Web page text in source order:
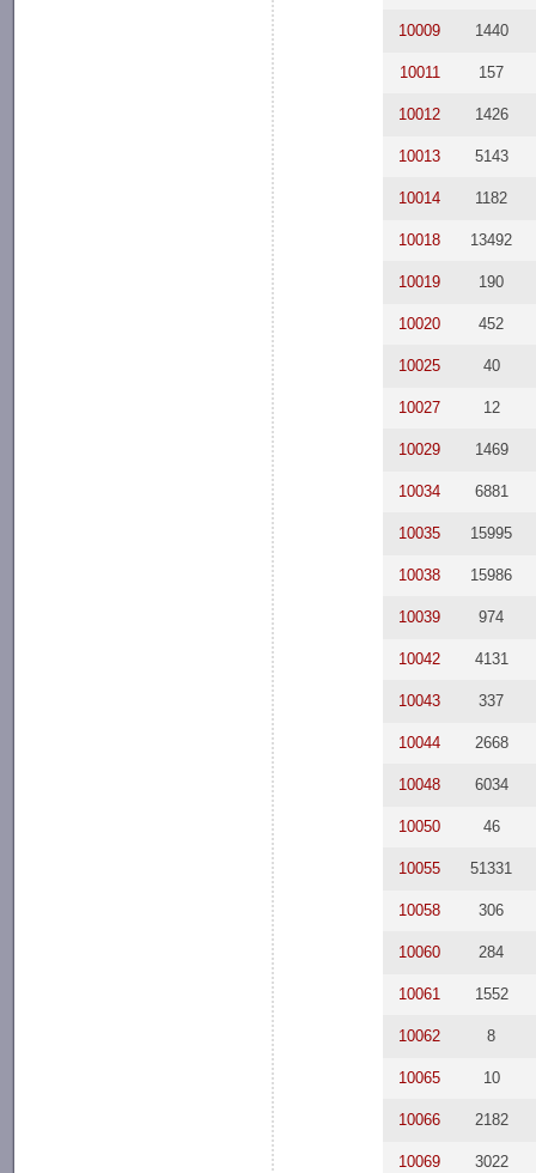
10009 1440
10011 157
10012 1426
10013 5143
10014 1182
10018 13492
10019 190
10020 452
10025 40
10027 12
10029 1469
10034 6881
10035 15995
10038 15986
10039 974
10042 4131
10043 337
10044 2668
10048 6034
10050 46
10055 51331
10058 306
10060 284
10061 1552
10062 8
10065 10
10066 2182
10069 3022